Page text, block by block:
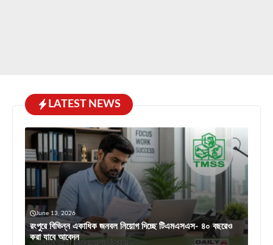
LATEST NEWS
June 13, 2026
রংপুরে বিভিন্ন একাধিক জনবল নিয়োগ দিচ্ছে টিএমএসএস- ৪০ বছরেও
করা যাবে আবেদন